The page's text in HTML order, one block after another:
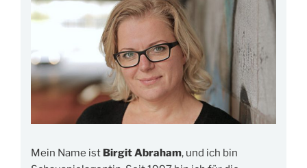
Mein Name ist Birgit Abraham, und ich bin